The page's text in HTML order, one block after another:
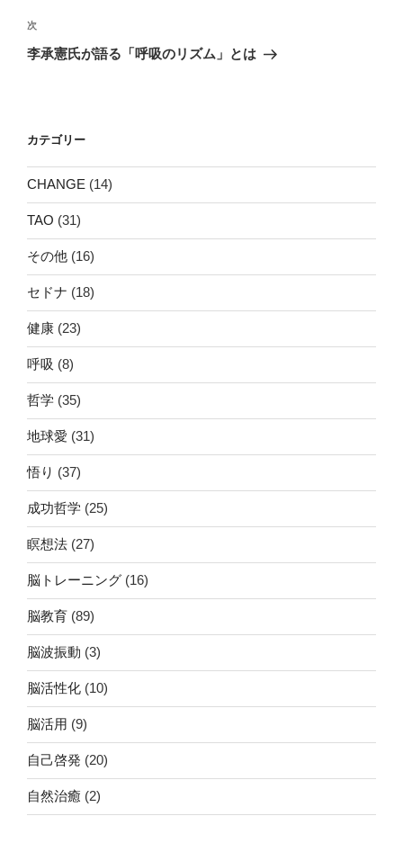
ビ
ゲ
ン
稿
次
の
次
李承憲氏が語る「呼吸のリズム」とは
カテゴリー
CHANGE (14)
TAO (31)
その他 (16)
セドナ (18)
健康 (23)
呼吸 (8)
哲学 (35)
地球愛 (31)
悟り (37)
成功哲学 (25)
瞑想法 (27)
脳トレーニング (16)
脳教育 (89)
脳波振動 (3)
脳活性化 (10)
脳活用 (9)
自己啓発 (20)
自然治癒 (2)